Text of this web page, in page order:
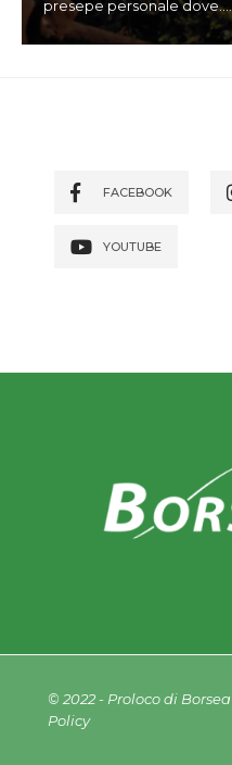
presepe personale dove....
FACEBOOK
YOUTUBE
© 2022 - Proloco di
Policy